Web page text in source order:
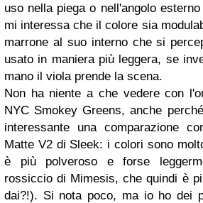
uso nella piega o nell'angolo
mi interessa che il colore sia
marrone al suo interno che si
usato in maniera più leggera, se
mano il viola prende la scena.
Non ha niente a che vedere con
NYC Smokey Greens, anche
interessante una comparazione
Matte V2 di Sleek: i colori sono
è più polveroso e forse
rossiccio di Mimesis, che quindi è
dai?!). Si nota poco, ma io ho dei